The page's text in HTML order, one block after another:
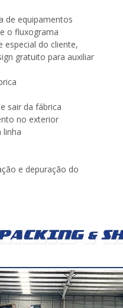
de equipamentos
o fluxograma
especial do cliente,
gratuito para auxiliar
sair da fábrica
no exterior
linha
e depuração do